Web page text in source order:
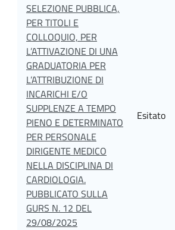
SELEZIONE PUBBLICA,
PER TITOLI E
COLLOQUIO, PER
L’ATTIVAZIONE DI UNA
GRADUATORIA PER
L’ATTRIBUZIONE DI
INCARICHI E/O
SUPPLENZE A TEMPO
PIENO E DETERMINATO
PER PERSONALE
DIRIGENTE MEDICO
NELLA DISCIPLINA DI
CARDIOLOGIA.
PUBBLICATO SULLA
GURS N. 12 DEL
29/08/2025
Esitato